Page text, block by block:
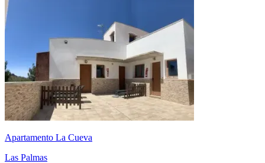
Apartamento La Cueva
Las Palmas